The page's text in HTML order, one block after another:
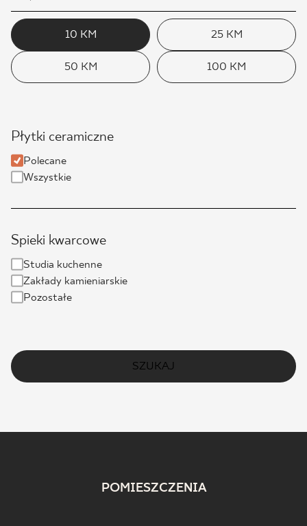
10 KM 25 KM
50 KM 100 KM
Płytki ceramiczne
Polecane
Wszystkie
Spieki kwarcowe
Studia kuchenne
Zakłady kamieniarskie
Pozostałe
SZUKAJ
POMIESZCZENIA